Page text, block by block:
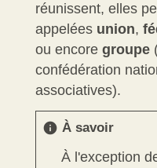
réunissent, elles
appelées union,
ou encore groupe
confédération
associatives).
info À savoir
À l'exception